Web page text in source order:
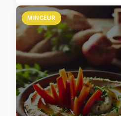
MINCEUR